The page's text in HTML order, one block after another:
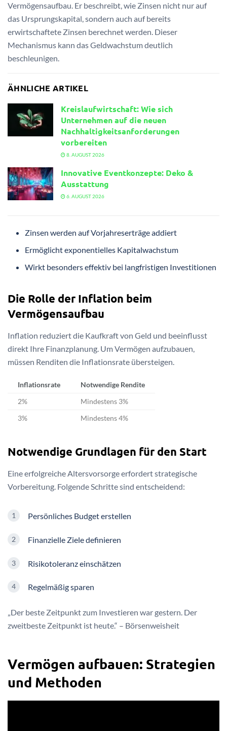
Vermögensaufbau. Er beschreibt, wie Zinsen nicht nur auf
das Ursprungskapital, sondern auch auf bereits
erwirtschaftete Zinsen berechnet werden. Dieser
Mechanismus kann das Geldwachstum deutlich
beschleunigen.
ÄHNLICHE ARTIKEL
Kreislaufwirtschaft: Wie sich
Unternehmen auf die neuen
Nachhaltigkeitsanforderungen
vorbereiten
8. AUGUST 2026
Innovative Eventkonzepte: Deko &
Ausstattung
6. AUGUST 2026
Zinsen werden auf Vorjahreserträge addiert
Ermöglicht exponentielles Kapitalwachstum
Wirkt besonders effektiv bei langfristigen Investitionen
Die Rolle der Inflation beim
Vermögensaufbau
Inflation reduziert die Kaufkraft von Geld und beeinflusst
direkt Ihre Finanzplanung. Um Vermögen aufzubauen,
müssen Renditen die Inflationsrate übersteigen.
Inflationsrate Notwendige Rendite
2% Mindestens 3%
3% Mindestens 4%
Notwendige Grundlagen für den Start
Eine erfolgreiche Altersvorsorge erfordert strategische
Vorbereitung. Folgende Schritte sind entscheidend:
Persönliches Budget erstellen
Finanzielle Ziele definieren
Risikotoleranz einschätzen
Regelmäßig sparen
„Der beste Zeitpunkt zum Investieren war gestern. Der
zweitbeste Zeitpunkt ist heute.“ – Börsenweisheit
Vermögen aufbauen: Strategien
und Methoden